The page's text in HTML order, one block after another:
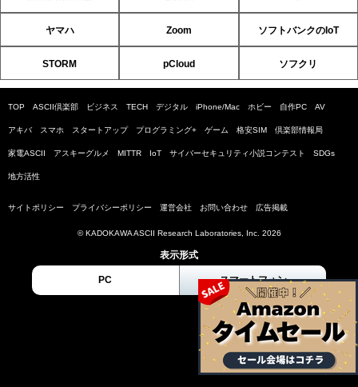
ヤマハ Zoom ソフトバンクのIoT
STORM pCloud ソフクリ
TOP ASCII倶楽部 ビジネス TECH デジタル iPhone/Mac ホビー 自作PC AV
アキバ スマホ スタートアップ プログラミング+ ゲーム 格安SIM 倶楽部情報局
家電ASCII アスキーグルメ MITTR IoT サイバーセキュリティ小説コンテスト SDGs
地方活性
サイトポリシー プライバシーポリシー 運営会社 お問い合わせ 広告掲載
© KADOKAWA ASCII Research Laboratories, Inc. 2026
表示形式
PC スマートフォン